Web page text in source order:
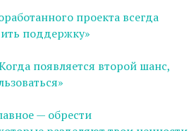
проекта всегда
поддержку»
появляется второй шанс,
— обрести